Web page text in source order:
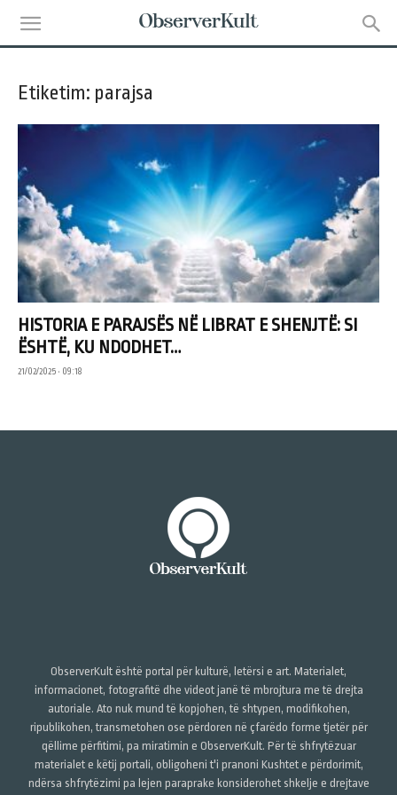
Etiketim: parajsa
HISTORIA E PARAJSËS NË LIBRAT E SHENJTË: SI
ËSHTË, KU NDODHET…
21/02/2025 • 09:18
ObserverKult është portal për kulturë, letërsi e art. Materialet,
informacionet, fotografitë dhe videot janë të mbrojtura me të drejta
autoriale. Ato nuk mund të kopjohen, të shtypen, modifikohen,
ripublikohen, transmetohen ose përdoren në çfarëdo forme tjetër për
qëllime përfitimi, pa miratimin e ObserverKult. Për të shfrytëzuar
materialet e këtij portali, obligoheni t'i pranoni Kushtet e përdorimit,
ndërsa shfrytëzimi pa lejen paraprake konsiderohet shkelje e drejtave